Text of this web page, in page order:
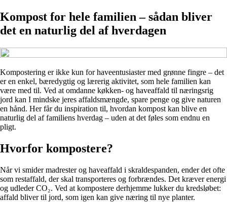
Kompost for hele familien – sådan bliver
det en naturlig del af hverdagen
Kompostering er ikke kun for haveentusiaster med grønne fingre – det
er en enkel, bæredygtig og lærerig aktivitet, som hele familien kan
være med til. Ved at omdanne køkken- og haveaffald til næringsrig
jord kan I mindske jeres affaldsmængde, spare penge og give naturen
en hånd. Her får du inspiration til, hvordan kompost kan blive en
naturlig del af familiens hverdag – uden at det føles som endnu en
pligt.
Hvorfor kompostere?
Når vi smider madrester og haveaffald i skraldespanden, ender det ofte
som restaffald, der skal transporteres og forbrændes. Det kræver energi
og udleder CO₂. Ved at kompostere derhjemme lukker du kredsløbet:
affald bliver til jord, som igen kan give næring til nye planter.